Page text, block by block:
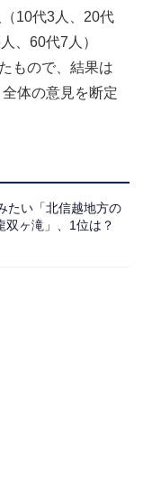
10代3人、20代
、60代7人）
もので、結果は
体の意見を断定
たい「北信越地方の
双ヶ滝」、1位は？